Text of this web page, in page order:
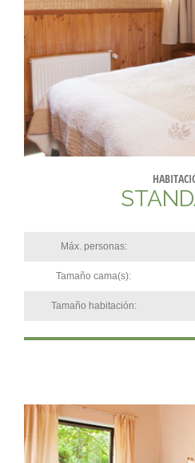
Máx. personas:
Tamaño cama(s):
Tamaño habitación: